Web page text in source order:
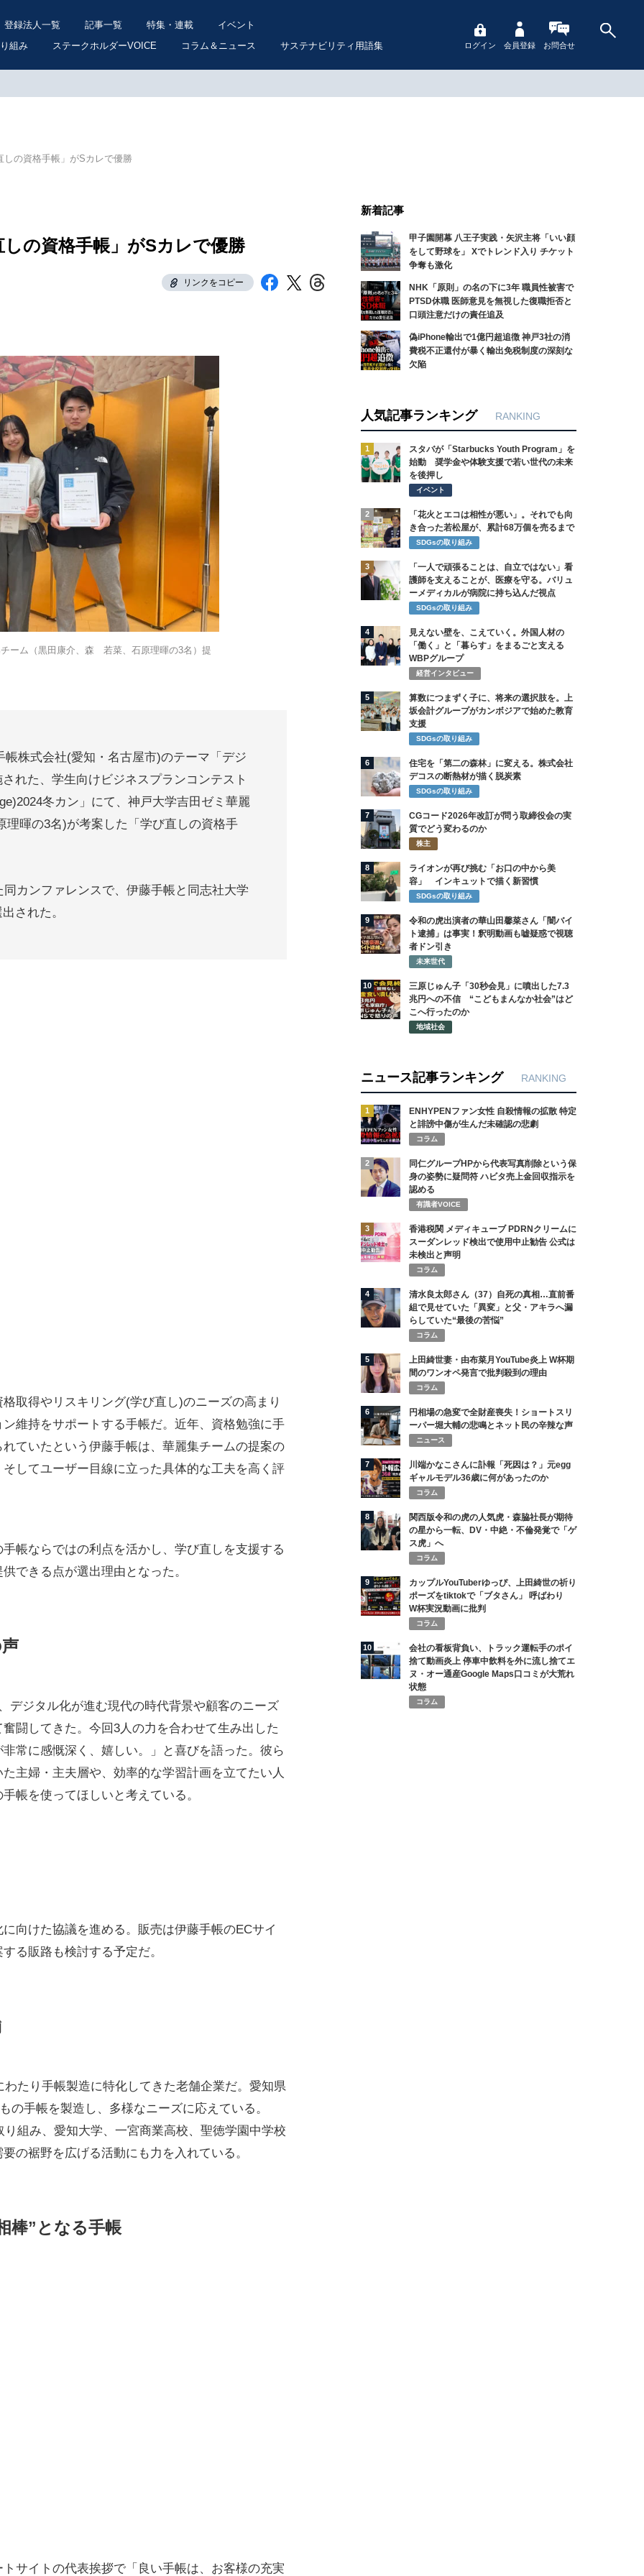
登録法人一覧 記事一覧 特集・連載
イベント
組み
ステークホルダーVOICE コラム＆ニュース サステナビリティ用語集 ログイン 会員登録 お問合せ
の資格手帳」がSカレで優勝
の資格手帳」がSカレで優勝
リンクをコピー
ーム（黒田康介、森 若菜、石原理暉の3名）提
株式会社(愛知・名古屋市)のテーマ「デジ
れた、学生向けビジネスプランコンテスト
冬カン」にて、神戸大学吉田ゼミ華麗
理暉の3名)が考案した「学び直しの資格手
カンファレンスで、伊藤手帳と同志社大学
された。
取得やリスキリング(学び直し)のニーズの高まり
維持をサポートする手帳だ。近年、資格勉強に手
ていたという伊藤手帳は、華麗集チームの提案の
してユーザー目線に立った具体的な工夫を高く評
帳ならではの利点を活かし、学び直しを支援する
できる点が選出理由となった。
デジタル化が進む現代の時代背景や顧客のニーズ
闘してきた。今回3人の力を合わせて生み出した
常に感慨深く、嬉しい。」と喜びを語った。彼ら
主婦・主夫層や、効率的な学習計画を立てたい人
帳を使ってほしいと考えている。
向けた協議を進める。販売は伊藤手帳のECサイ
る販路も検討する予定だ。
たり手帳製造に特化してきた老舗企業だ。愛知県
の手帳を製造し、多様なニーズに応えている。
組み、愛知大学、一宮商業高校、聖徳学園中学校
の裾野を広げる活動にも力を入れている。
棒”となる手帳
サイトの代表挨拶で「良い手帳は、お客様の充実
新着記事
甲子園開幕 八王子実践・矢沢主将「いい顔
をして野球を」 Xでトレンド入り チケット
争奪も激化
NHK「原則」の名の下に3年 職員性被害で
PTSD休職 医師意見を無視した復職拒否と
口頭注意だけの責任追及
偽iPhone輸出で1億円超追徴 神戸3社の消
費税不正還付が暴く輸出免税制度の深刻な
欠陥
人気記事ランキング RANKING
1
スタバが「Starbucks Youth Program」を
始動 奨学金や体験支援で若い世代の未来
を後押し
イベント
2
「花火とエコは相性が悪い」。それでも向
き合った若松屋が、累計68万個を売るまで
SDGsの取り組み
3
「一人で頑張ることは、自立ではない」看
護師を支えることが、医療を守る。バリュ
ーメディカルが病院に持ち込んだ視点
SDGsの取り組み
4
見えない壁を、こえていく。外国人材の
「働く」と「暮らす」をまるごと支える
WBPグループ
経営インタビュー
5
算数につまずく子に、将来の選択肢を。上
坂会計グループがカンボジアで始めた教育
支援
SDGsの取り組み
6
住宅を「第二の森林」に変える。株式会社
デコスの断熱材が描く脱炭素
SDGsの取り組み
7
CGコード2026年改訂が問う取締役会の実
質でどう変わるのか
株主
8
ライオンが再び挑む「お口の中から美
容」 インキュットで描く新習慣
SDGsの取り組み
9
令和の虎出演者の華山田馨菜さん「闇バイ
ト逮捕」は事実！釈明動画も嘘疑惑で視聴
者ドン引き
未来世代
10
三原じゅん子「30秒会見」に噴出した7.3
兆円への不信 “こどもまんなか社会”はど
こへ行ったのか
地域社会
ニュース記事ランキング RANKING
1
ENHYPENファン女性 自殺情報の拡散 特定
と誹謗中傷が生んだ未確認の悲劇
コラム
2
同仁グループHPから代表写真削除という保
身の姿勢に疑問符 ハビタ売上金回収指示を
認める
有識者VOICE
3
香港税関 メディキューブ PDRNクリームに
スーダンレッド検出で使用中止勧告 公式は
未検出と声明
コラム
4
清水良太郎さん（37）自死の真相…直前番
組で見せていた「異変」と父・アキラへ漏
らしていた“最後の苦悩”
コラム
5
上田綺世妻・由布菜月YouTube炎上 W杯期
間のワンオペ発言で批判殺到の理由
コラム
6
円相場の急変で全財産喪失！ショートスリ
ーパー堀大輔の悲鳴とネット民の辛辣な声
ニュース
7
川端かなこさんに訃報「死因は？」元egg
ギャルモデル36歳に何があったのか
コラム
8
関西版令和の虎の人気虎・森脇社長が期待
の星から一転、DV・中絶・不倫発覚で「ゲ
ス虎」へ
コラム
9
カップルYouTuberゆっぴ、上田綺世の祈り
ポーズをtiktokで「ブタさん」 呼ばわり
W杯実況動画に批判
コラム
10
会社の看板背負い、トラック運転手のポイ
捨て動画炎上 停車中飲料を外に流し捨てエ
ヌ・オー通産Google Maps口コミが大荒れ
状態
コラム